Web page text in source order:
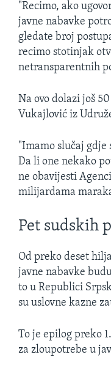
"Recimo, ako
javne nabavke
gledate broj
recimo stotinjak
netransparentnih
Na ovo dolazi još
Vukajlović iz
"Imamo slučaj gdje
Da li one nekako
ne obavijesti
milijardama
Pet sudskih
Od preko deset
javne nabavke
to u Republici
su uslovne kazne
To je epilog preko
za zloupotrebe u